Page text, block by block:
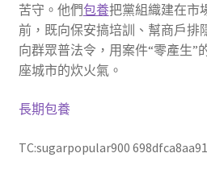
苦守。他們包養把黨組織建在市
前，既向保安搞培訓、幫商戶排
向群眾普法令，用案件“零產生”
座城市的炊火氣。
長期包養
TC:sugarpopular900